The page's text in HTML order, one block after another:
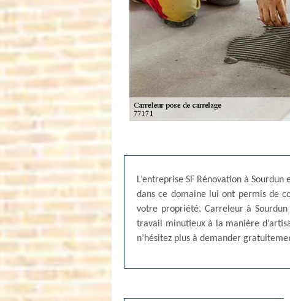
L’entreprise SF Rénovation à
dans ce domaine lui ont permis de
votre propriété. Carreleur à
travail minutieux à la manière
n’hésitez plus à demander